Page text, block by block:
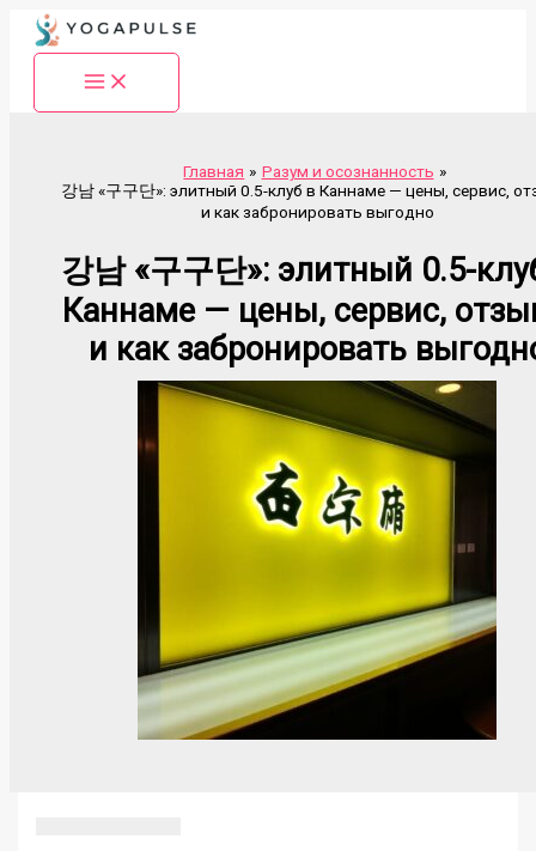
Перейти
содержимому
Главная
Разум и осознанность
강남 «구구단»: элитный 0.5-клуб в Каннаме — цены, сервис,
и как забронировать выгодно
강남 «구구단»: элитный 0.5-
Каннаме — цены, сервис,
и как забронировать